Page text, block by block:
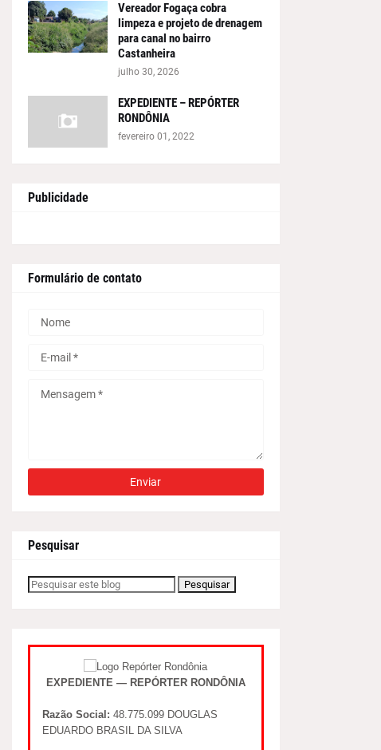
Vereador Fogaça cobra
limpeza e projeto de drenagem
para canal no bairro
Castanheira
julho 30, 2026
EXPEDIENTE – REPÓRTER
RONDÔNIA
fevereiro 01, 2022
Publicidade
Formulário de contato
Pesquisar
EXPEDIENTE — REPÓRTER RONDÔNIA
Razão Social: 48.775.099 DOUGLAS
EDUARDO BRASIL DA SILVA